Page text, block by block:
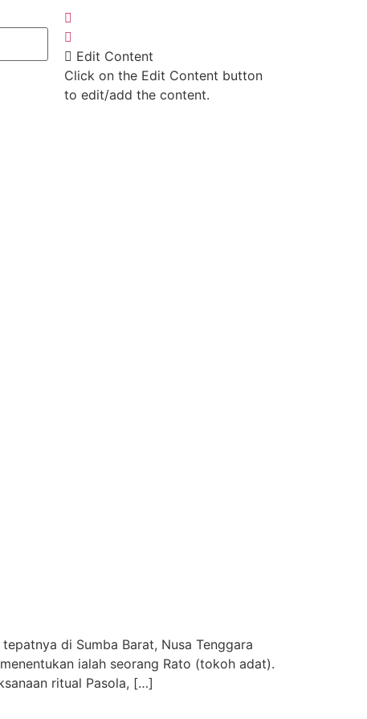
Edit Content
Click on the Edit Content button
to edit/add the content.
di Sumba Barat, Nusa Tenggara
ialah seorang Rato (tokoh adat).
ritual Pasola, […]